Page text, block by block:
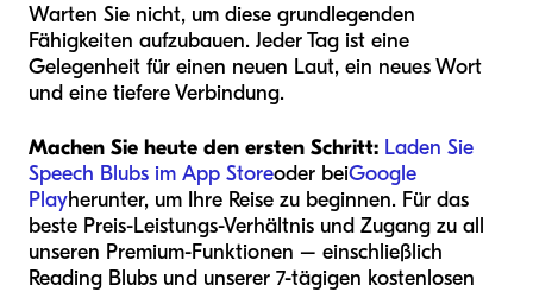
Warten Sie nicht, um diese grundlegenden
Fähigkeiten aufzubauen. Jeder Tag ist eine
Gelegenheit für einen neuen Laut, ein neues Wort
und eine tiefere Verbindung.
Machen Sie heute den ersten Schritt: Laden Sie
Speech Blubs im App Storeoder beiGoogle
Playherunter, um Ihre Reise zu beginnen. Für das
beste Preis-Leistungs-Verhältnis und Zugang zu all
unseren Premium-Funktionen – einschließlich
Reading Blubs und unserer 7-tägigen kostenlosen